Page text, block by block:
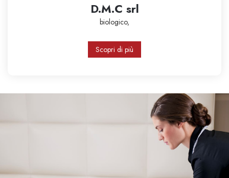
D.M.C srl
biologico,
Scopri di più